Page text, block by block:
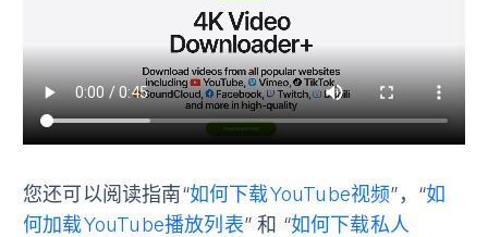
您还可以阅读指南“如何下载YouTube视频”，“如
何加载YouTube播放列表” 和 “如何下载私人